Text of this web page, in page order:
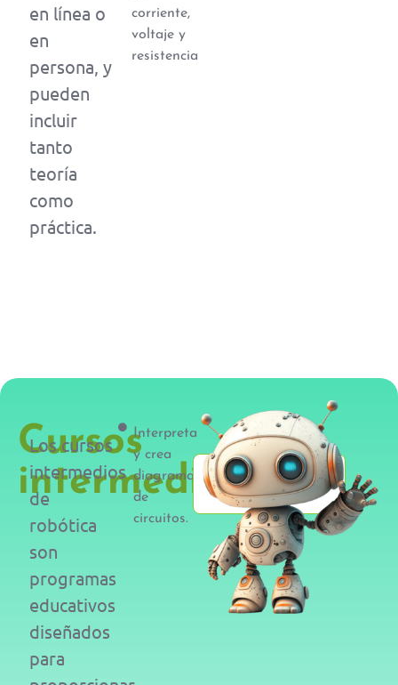
en línea o
en
persona, y
pueden
incluir
tanto
teoría
como
práctica.
corriente,
voltaje y
resistencia
Cursos
intermedios
Los cursos
intermedios
de
robótica
son
programas
educativos
diseñados
para
Interpreta
y crea
diagramas
de
circuitos.
Nuestros
cursos